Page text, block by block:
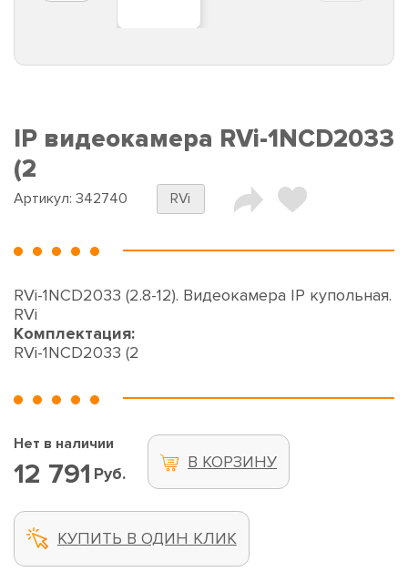
IP видеокамера RVi-1NCD2033
(2
Артикул: 342740 RVi
RVi-1NCD2033 (2.8-12). Видеокамера IP купольная.
RVi
Комплектация:
RVi-1NCD2033 (2
Нет в наличии
12 791 Руб.
В КОРЗИНУ
КУПИТЬ В ОДИН КЛИК